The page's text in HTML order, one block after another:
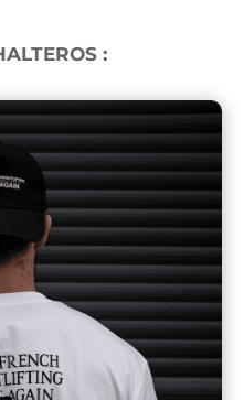
: